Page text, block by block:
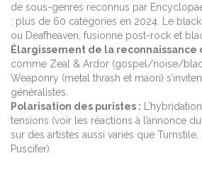
de sous-genres reconnus par
: plus de 60 catégories en 2024. Le
ou Deafheaven, fusionne post-rock et
Élargissement de la reconnaissance
comme Zeal & Ardor (gospel/noise/
Weaponry (metal thrash et maori)
généralistes.
Polarisation des puristes :
tensions (voir les réactions à l’annonce
sur des artistes aussi variés que
Puscifer).